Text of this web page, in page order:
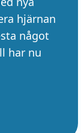
hjärnan
något
har nu